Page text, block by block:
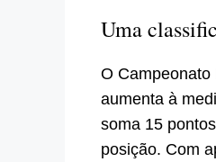
Uma
O
aumenta à
soma 15
posição. Com